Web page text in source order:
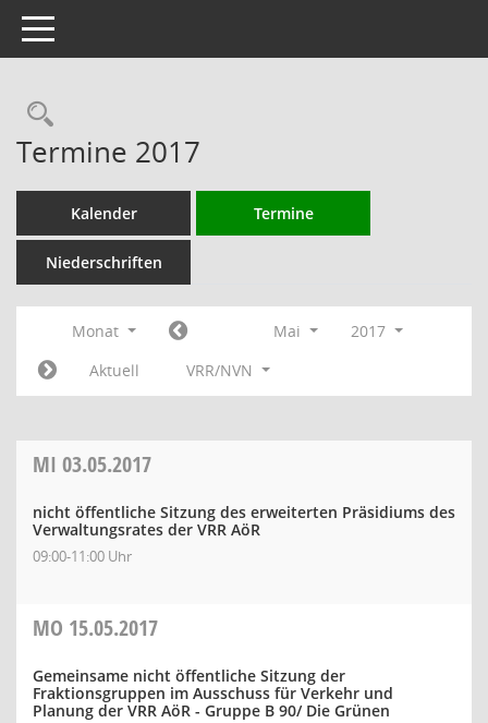
Toggle navigation
Rechercheauswahl
Termine 2017
Kalender Termine
Niederschriften
Monat Mai
2017
Aktuell
VRR/NVN
MI 03.05.2017
nicht öffentliche Sitzung des erweiterten Präsidiums des
Verwaltungsrates der VRR AöR
09:00-11:00 Uhr
MO 15.05.2017
Gemeinsame nicht öffentliche Sitzung der
Fraktionsgruppen im Ausschuss für Verkehr und
Planung der VRR AöR - Gruppe B 90/ Die Grünen